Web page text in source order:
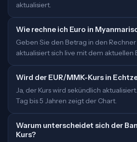
aktualisiert.
Wie rechne ich Euro in
Geben Sie den Betrag in den
aktualisiert sich live mit dem aktuellen
Wird der EUR/MMK-Kurs in
Ja, der Kurs wird sekündlich
Tag bis 5 Jahren zeigt der Chart.
Warum unterscheidet sich der
Kurs?